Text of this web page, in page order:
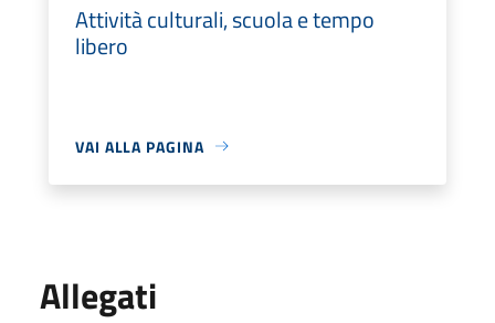
Attività culturali, scuola e tempo
libero
VAI ALLA PAGINA
Allegati